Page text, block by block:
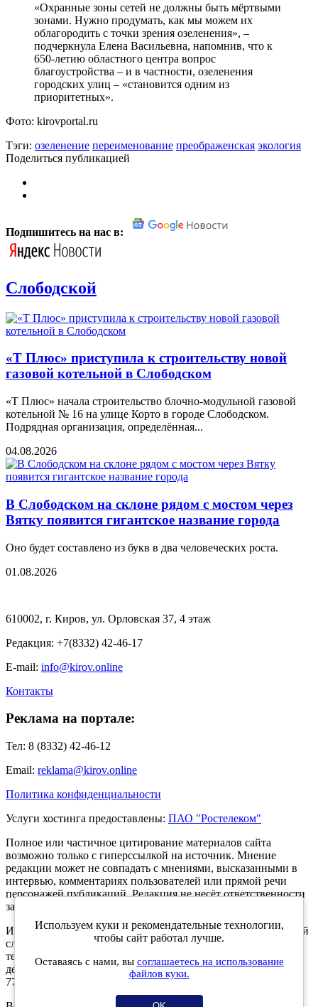
«Охранные зоны сетей не должны быть мёртвыми
зонами. Нужно продумать, как мы можем их
облагородить с точки зрения озеленения», –
подчеркнула Елена Васильевна, напомнив, что к
650-летию областного центра вопрос
благоустройства – и в частности, озеленения
городских улиц – «становится одним из
приоритетных».
Фото: kirovportal.ru
Тэги: озеленение переименование преображенская экология
Поделиться публикацией
Подпишитесь на нас в:
Слободской
«Т Плюс» приступила к строительству новой
газовой котельной в Слободском
«Т Плюс» начала строительство блочно-модульной газовой
котельной № 16 на улице Корто в городе Слободском.
Подрядная организация, определённая...
04.08.2026
В Слободском на склоне рядом с мостом через
Вятку появится гигантское название города
Оно будет составлено из букв в два человеческих роста.
01.08.2026
610002, г. Киров, ул. Орловская 37, 4 этаж
Редакция: +7(8332) 42-46-17
E-mail: info@kirov.online
Контакты
Реклама на портале:
Тел: 8 (8332) 42-46-12
Email: reklama@kirov.online
Политика конфиденциальности
Услуги хостинга предоставлены: ПАО "Ростелеком"
Полное или частичное цитирование материалов сайта
возможно только с гиперссылкой на источник. Мнение
редакции может не совпадать с мнениями, высказанными в
интервью, комментариях пользователей или прямой речи
персонажей публикаций. Редакция не несёт ответственности
за текст комментариев читателей.
Интернет-портал Kirov.online зарегистрирован в Федеральной
службе по надзору в сфере связи, информационных
технологий и массовых коммуникаций (Роскомнадзор) 5
декабря 2019 года. Регистрационный номер ЭЛ № ФС 77 -
77189.
Используем куки и рекомендательные технологии,
чтобы сайт работал лучше.
Оставаясь с нами, вы соглашаетесь на использование
файлов куки.